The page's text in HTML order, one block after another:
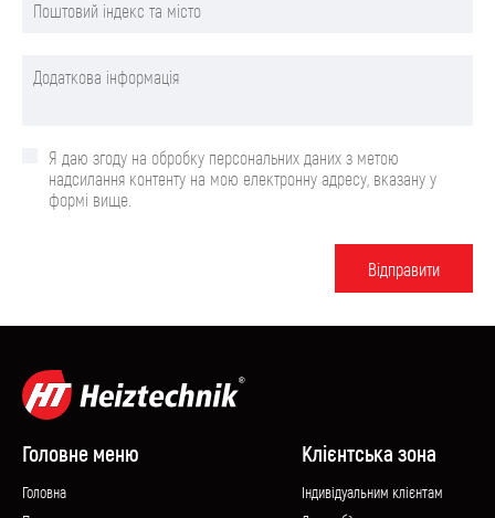
Я даю згоду на обробку персональних даних з метою
надсилання контенту на мою електронну адресу, вказану у
формі вище.
Вiдправити
Головне меню
Головна
Клієнтська зона
Iндивідуальним клієнтам